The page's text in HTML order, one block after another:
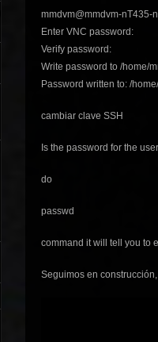
mmdvm@mmdvm-nT435-
Enter VNC password:
Verify password:
Write password to /home/
Password written to: /
cambiar clave SSH
Is the password for the
do
passwd
command it will tell you to
Seguimos en